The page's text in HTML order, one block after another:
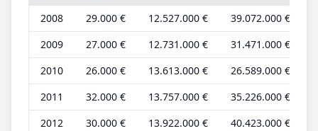
2008 29.000 € 12.527.000 € 39.072.000 €
2009
27.000 € 12.731.000 € 31.471.000 €
2010
26.000 € 13.613.000 € 26.589.000 €
2011
32.000 € 13.757.000 € 35.226.000 €
2012
30.000 € 13.922.000 € 40.423.000 €